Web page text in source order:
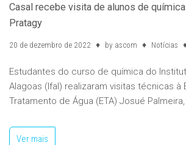
Casal recebe visita de alunos de
Pratagy
20 de dezembro de 2022 by ascom Notícias
Estudantes do curso de química do
Alagoas (Ifal) realizaram visitas técnicas à
Tratamento de Água (ETA) Josué
Ver mais